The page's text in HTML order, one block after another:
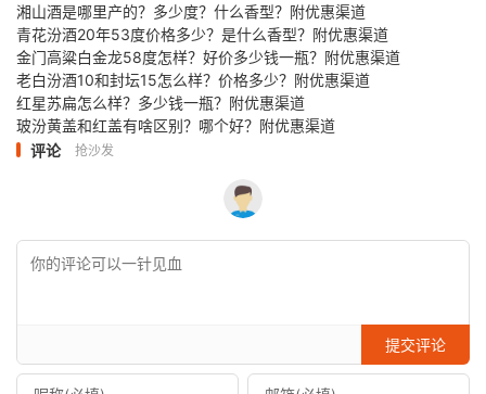
湘山酒是哪里产的？多少度？什么香型？附优惠渠道
青花汾酒20年53度价格多少？是什么香型？附优惠渠道
金门高粱白金龙58度怎样？好价多少钱一瓶？附优惠渠道
老白汾酒10和封坛15怎么样？价格多少？附优惠渠道
红星苏扁怎么样？多少钱一瓶？附优惠渠道
玻汾黄盖和红盖有啥区别？哪个好？附优惠渠道
评论
抢沙发
提交评论